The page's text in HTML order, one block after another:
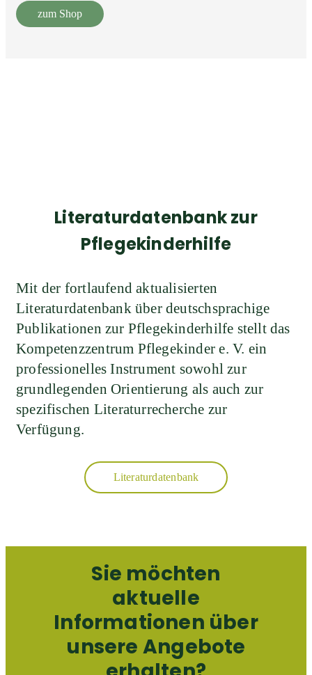
zum Shop
Literaturdatenbank zur
Pflegekinderhilfe
Mit der fortlaufend aktualisierten
Literaturdatenbank über deutschsprachige
Publikationen zur Pflegekinderhilfe stellt das
Kompetenzzentrum Pflegekinder e. V. ein
professionelles Instrument sowohl zur
grundlegenden Orientierung als auch zur
spezifischen Literaturrecherche zur
Verfügung.
Literaturdatenbank
Sie möchten
aktuelle
Informationen über
unsere Angebote